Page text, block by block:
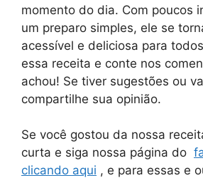
momento do dia. Com poucos
um preparo simples, ele se
acessível e deliciosa para
essa receita e conte nos
achou! Se tiver sugestões ou
compartilhe sua opinião.
Se você gostou da nossa
curta e siga nossa página do
clicando aqui , e para essas e